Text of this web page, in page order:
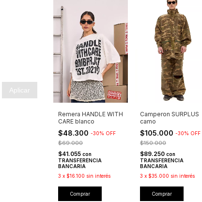
Aplicar
Remera HANDLE WITH
CARE blanco
$48.300 -30% OFF
$69.000
$41.055 con
TRANSFERENCIA
BANCARIA
3 x $16.100 sin interés
Comprar
Camperon SURPLUS
camo
$105.000 -30% OFF
$150.000
$89.250 con
TRANSFERENCIA
BANCARIA
3 x $35.000 sin interés
Comprar